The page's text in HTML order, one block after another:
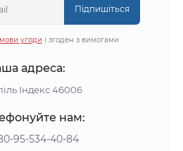
Підпишіться
угоди і згоден з вимогами
адреса:
Індекс 46006
нам:
95-534-40-84